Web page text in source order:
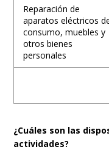
Reparación de
aparatos eléctricos
consumo, muebles y
otros bienes
personales
¿Cuáles son las
actividades?